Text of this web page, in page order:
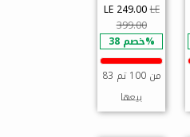
LE 249.00LE
399.00
خصم 38%
83 من 100 تم
بيعها